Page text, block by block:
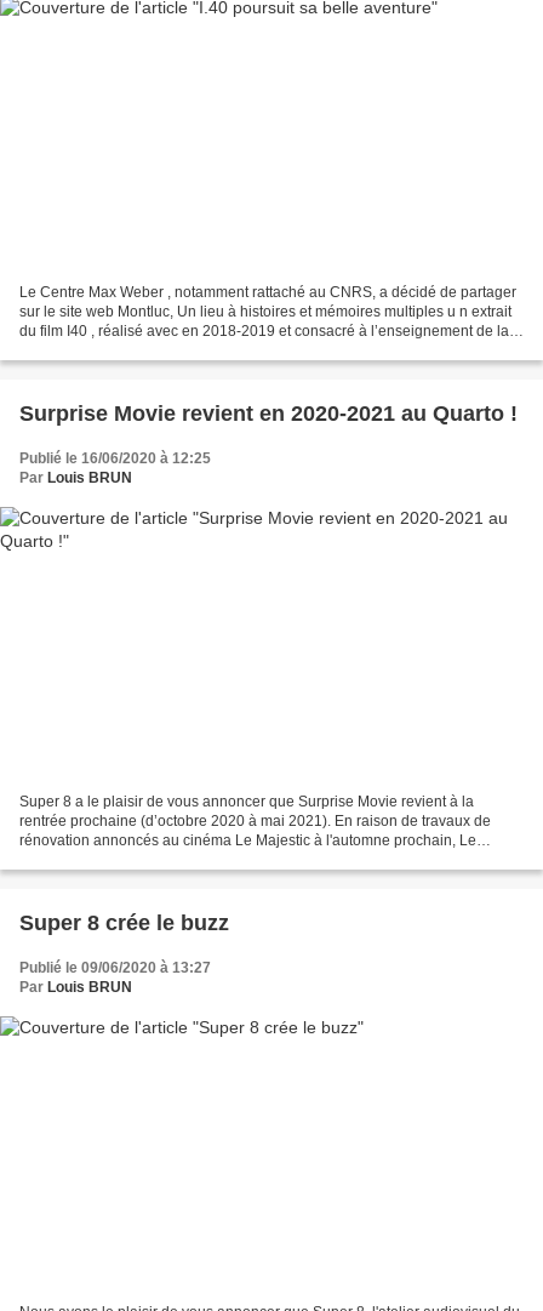
Le Centre Max Weber , notamment rattaché au CNRS, a décidé de partager
sur le site web Montluc, Un lieu à histoires et mémoires multiples u n extrait
du film I40 , réalisé avec en 2018-2019 et consacré à l’enseignement de la
Surprise Movie revient en 2020-2021 au Quarto !
Publié le 16/06/2020 à 12:25
Par Louis BRUN
Super 8 a le plaisir de vous annoncer que Surprise Movie revient à la
rentrée prochaine (d’octobre 2020 à mai 2021). En raison de travaux de
rénovation annoncés au cinéma Le Majestic à l'automne prochain, Le
Super 8 crée le buzz
Publié le 09/06/2020 à 13:27
Par Louis BRUN